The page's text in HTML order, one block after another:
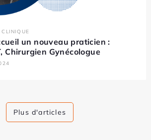
un nouveau praticien :
Chirurgien Gynécologue
Plus d'articles